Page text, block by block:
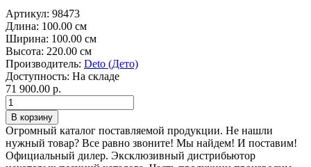
Артикул: 98473
Длина: 100.00 см
Ширина: 100.00 см
Высота: 220.00 см
Производитель: Deto (Дето)
Доступность: На складе
71 900.00 р.
Огромный каталог поставляемой продукции. Не нашли
нужный товар? Все равно звоните! Мы найдем! И поставим!
Официальный дилер. Эксклюзивный дистрибьютор